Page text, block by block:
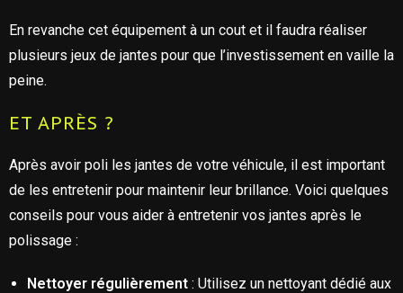
En revanche cet équipement à un cout et il faudra réaliser
plusieurs jeux de jantes pour que l’investissement en vaille la
peine.
ET APRÈS ?
Après avoir poli les jantes de votre véhicule, il est important
de les entretenir pour maintenir leur brillance. Voici quelques
conseils pour vous aider à entretenir vos jantes après le
polissage :
Nettoyer régulièrement : Utilisez un nettoyant dédié aux